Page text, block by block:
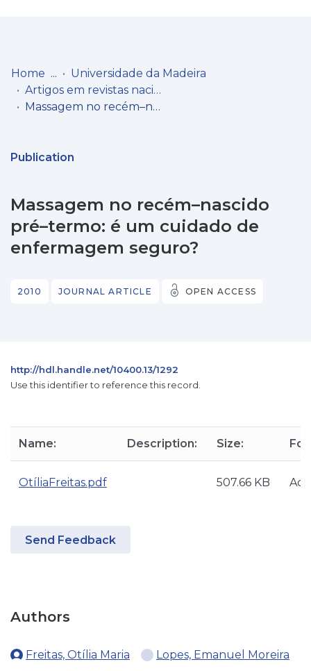
Communities
Statistics
Home
Universidade da Madeira
Artigos em revistas nacionais
Massagem no recém–nascido pré–termo: é um cuidado de enfermagem seguro?
Publication
Massagem no recém–nascido
pré–termo: é um cuidado de
enfermagem seguro?
2010 JOURNAL ARTICLE OPEN ACCESS
http://hdl.handle.net/10400.13/1292
Use this identifier to reference this record.
Name: Description: Size:
OtíliaFreitas.pdf 507.66 KB
Send Feedback
Authors
Freitas, Otília Maria
Lopes, Emanuel Moreira